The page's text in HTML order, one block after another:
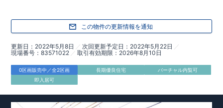
この物件の更新情報を通知
更新日 2022年5月8日 次回更新予定日
2022年5月22日
現場番号
83571022 取引有効期限 2026年8月10日
0区画販売中／全2区画 長期優良住宅
バーチャル内覧可
即入居可